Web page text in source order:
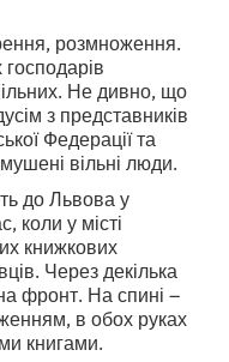
розмноження.
Не дивно, що
з представників
Федерації та
вільні люди.
до Львова у
коли у місті
книжкових
Через декілька
фронт. На спині –
в обох руках
книгами.